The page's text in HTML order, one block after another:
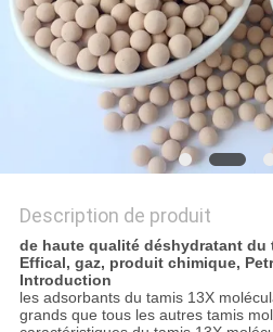
CAS
DEMANDER
UN DEVIS
DU
SITE
Description de produit
de haute qualité déshydratant du
Effical, gaz, produit chimique,
Introduction
les adsorbants du tamis 13X
grands que tous les autres tamis